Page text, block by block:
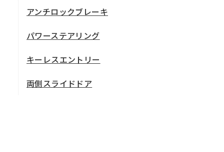
アンチロックブレーキ
パワーステアリング
キーレスエントリー
両側スライドドア